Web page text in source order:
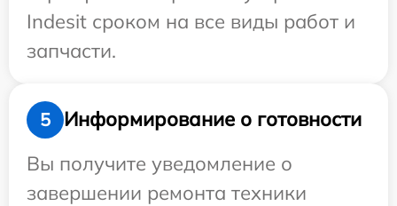
Indesit сроком на все виды работ и
запчасти.
5
Информирование о готовности
Вы получите уведомление о
завершении ремонта техники